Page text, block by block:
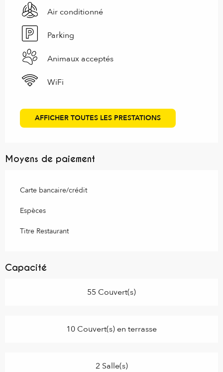
Air conditionné
Parking
Animaux acceptés
WiFi
AFFICHER TOUTES LES PRESTATIONS
Moyens de paiement
Carte bancaire/crédit
Espèces
Titre Restaurant
Capacité
55 Couvert(s)
10 Couvert(s) en terrasse
2 Salle(s)